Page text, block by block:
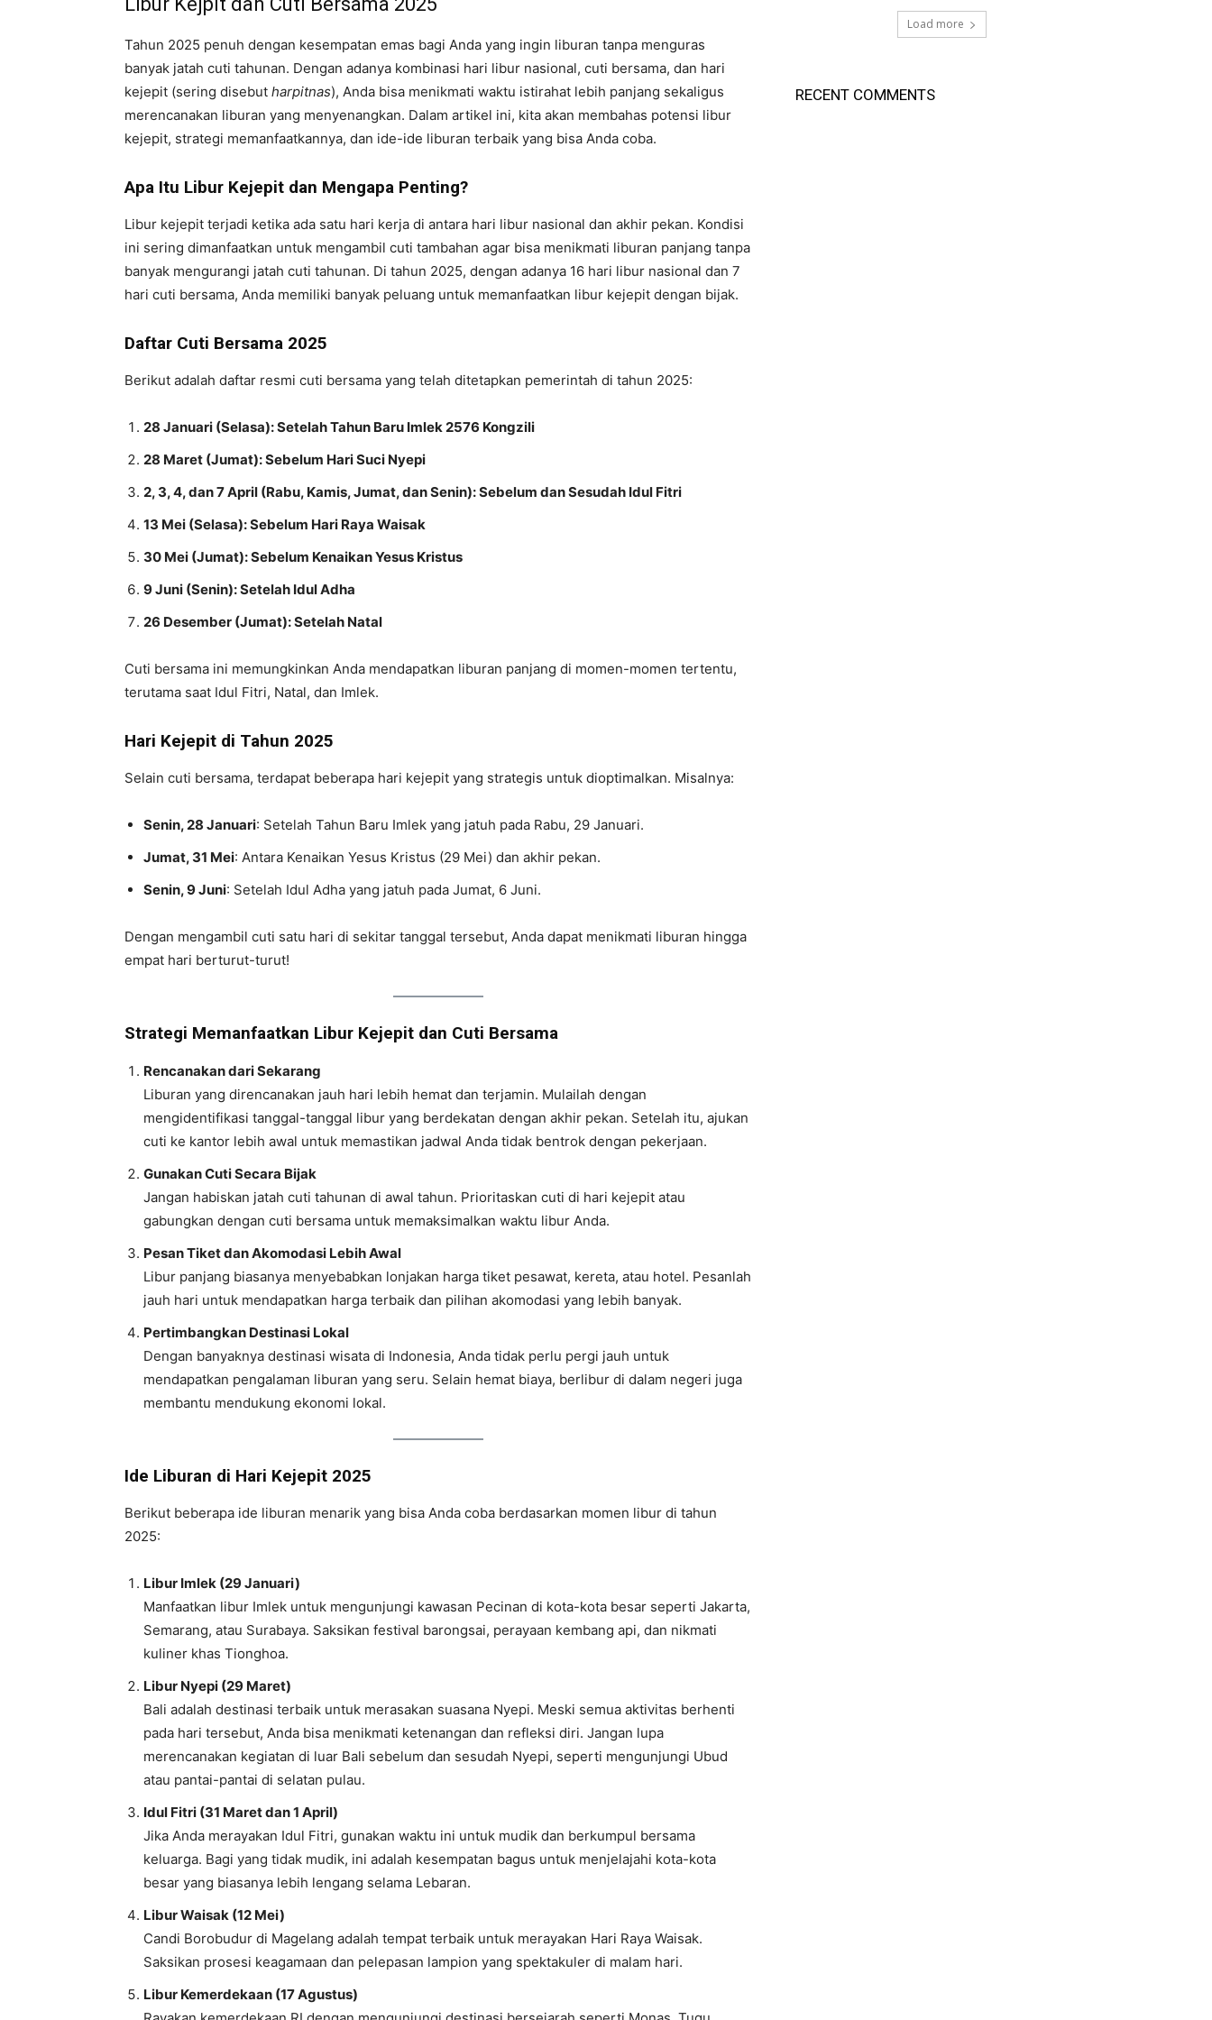
Tahun 2025 penuh dengan kesempatan emas bagi Anda yang ingin liburan tanpa menguras
banyak jatah cuti tahunan. Dengan adanya kombinasi hari libur nasional, cuti bersama, dan hari
kejepit (sering disebut harpitnas), Anda bisa menikmati waktu istirahat lebih panjang sekaligus
merencanakan liburan yang menyenangkan. Dalam artikel ini, kita akan membahas potensi libur
kejepit, strategi memanfaatkannya, dan ide-ide liburan terbaik yang bisa Anda coba.
Apa Itu Libur Kejepit dan Mengapa Penting?
Libur kejepit terjadi ketika ada satu hari kerja di antara hari libur nasional dan akhir pekan. Kondisi
ini sering dimanfaatkan untuk mengambil cuti tambahan agar bisa menikmati liburan panjang tanpa
banyak mengurangi jatah cuti tahunan. Di tahun 2025, dengan adanya 16 hari libur nasional dan 7
hari cuti bersama, Anda memiliki banyak peluang untuk memanfaatkan libur kejepit dengan bijak.
Daftar Cuti Bersama 2025
Berikut adalah daftar resmi cuti bersama yang telah ditetapkan pemerintah di tahun 2025:
28 Januari (Selasa): Setelah Tahun Baru Imlek 2576 Kongzili
28 Maret (Jumat): Sebelum Hari Suci Nyepi
2, 3, 4, dan 7 April (Rabu, Kamis, Jumat, dan Senin): Sebelum dan Sesudah Idul Fitri
13 Mei (Selasa): Sebelum Hari Raya Waisak
30 Mei (Jumat): Sebelum Kenaikan Yesus Kristus
9 Juni (Senin): Setelah Idul Adha
26 Desember (Jumat): Setelah Natal
Cuti bersama ini memungkinkan Anda mendapatkan liburan panjang di momen-momen tertentu,
terutama saat Idul Fitri, Natal, dan Imlek.
Hari Kejepit di Tahun 2025
Selain cuti bersama, terdapat beberapa hari kejepit yang strategis untuk dioptimalkan. Misalnya:
Senin, 28 Januari: Setelah Tahun Baru Imlek yang jatuh pada Rabu, 29 Januari.
Jumat, 31 Mei: Antara Kenaikan Yesus Kristus (29 Mei) dan akhir pekan.
Senin, 9 Juni: Setelah Idul Adha yang jatuh pada Jumat, 6 Juni.
Dengan mengambil cuti satu hari di sekitar tanggal tersebut, Anda dapat menikmati liburan hingga
empat hari berturut-turut!
Strategi Memanfaatkan Libur Kejepit dan Cuti Bersama
Rencanakan dari Sekarang
Liburan yang direncanakan jauh hari lebih hemat dan terjamin. Mulailah dengan
mengidentifikasi tanggal-tanggal libur yang berdekatan dengan akhir pekan. Setelah itu, ajukan
cuti ke kantor lebih awal untuk memastikan jadwal Anda tidak bentrok dengan pekerjaan.
Gunakan Cuti Secara Bijak
Jangan habiskan jatah cuti tahunan di awal tahun. Prioritaskan cuti di hari kejepit atau
gabungkan dengan cuti bersama untuk memaksimalkan waktu libur Anda.
Pesan Tiket dan Akomodasi Lebih Awal
Libur panjang biasanya menyebabkan lonjakan harga tiket pesawat, kereta, atau hotel. Pesanlah
jauh hari untuk mendapatkan harga terbaik dan pilihan akomodasi yang lebih banyak.
Pertimbangkan Destinasi Lokal
Dengan banyaknya destinasi wisata di Indonesia, Anda tidak perlu pergi jauh untuk
mendapatkan pengalaman liburan yang seru. Selain hemat biaya, berlibur di dalam negeri juga
membantu mendukung ekonomi lokal.
Ide Liburan di Hari Kejepit 2025
Berikut beberapa ide liburan menarik yang bisa Anda coba berdasarkan momen libur di tahun
2025:
Libur Imlek (29 Januari)
Manfaatkan libur Imlek untuk mengunjungi kawasan Pecinan di kota-kota besar seperti Jakarta,
Semarang, atau Surabaya. Saksikan festival barongsai, perayaan kembang api, dan nikmati
kuliner khas Tionghoa.
Libur Nyepi (29 Maret)
Bali adalah destinasi terbaik untuk merasakan suasana Nyepi. Meski semua aktivitas berhenti
pada hari tersebut, Anda bisa menikmati ketenangan dan refleksi diri. Jangan lupa
merencanakan kegiatan di luar Bali sebelum dan sesudah Nyepi, seperti mengunjungi Ubud
atau pantai-pantai di selatan pulau.
Idul Fitri (31 Maret dan 1 April)
Jika Anda merayakan Idul Fitri, gunakan waktu ini untuk mudik dan berkumpul bersama
keluarga. Bagi yang tidak mudik, ini adalah kesempatan bagus untuk menjelajahi kota-kota
besar yang biasanya lebih lengang selama Lebaran.
Libur Waisak (12 Mei)
Candi Borobudur di Magelang adalah tempat terbaik untuk merayakan Hari Raya Waisak.
Saksikan prosesi keagamaan dan pelepasan lampion yang spektakuler di malam hari.
Libur Kemerdekaan (17 Agustus)
Load more
RECENT COMMENTS